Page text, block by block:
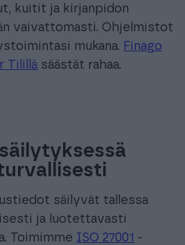
kuitit ja kirjanpidon
vaivattomasti. Ohjelmistot
mukana. Finago
Tilillä säästät rahaa.
säilyvät tallessa
ja luotettavasti
Toimimme ISO 27001 -